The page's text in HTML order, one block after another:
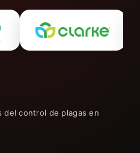
del control de plagas en